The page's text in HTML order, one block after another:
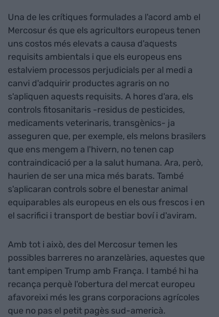
Una de les crítiques formulades a l'acord amb el
Mercosur és que els agricultors europeus tenen
uns costos més elevats a causa d'aquests
requisits ambientals i que els europeus ens
estalviem processos perjudicials per al medi a
canvi d'adquirir productes agraris on no
s'apliquen aquests requisits. A hores d'ara, els
controls fitosanitaris -residus de pesticides,
medicaments veterinaris, transgènics- ja
asseguren que, per exemple, els melons brasilers
que ens mengem a l'hivern, no tenen cap
contraindicació per a la salut humana. Ara, però,
haurien de ser una mica més barats. També
s'aplicaran controls sobre el benestar animal
equiparables als europeus en els ous frescos i en
el sacrifici i transport de bestiar boví i d'aviram.
Amb tot i això, des del Mercosur temen les
possibles barreres no aranzelàries, aquestes que
tant empipen Trump amb França. I també hi ha
recança perquè l'obertura del mercat europeu
afavoreixi més les grans corporacions agrícoles
que no pas el petit pagès sud-americà.